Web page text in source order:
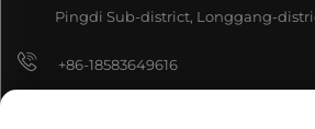
Pingdi Sub-district, Longgang-
+86-18583649616